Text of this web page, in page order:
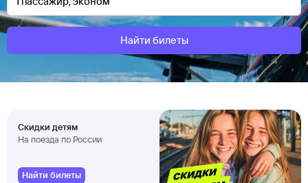
Найти билеты
Скидки детям
На поезда по России
Найти билеты